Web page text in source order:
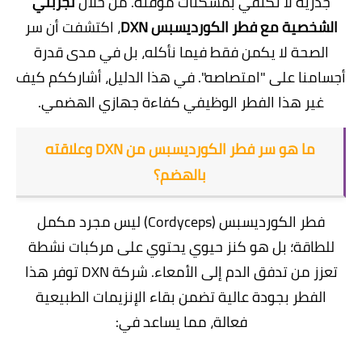
الشخصية معفطر الكورديسبس DXN
، اكتشفت أن سر
الصحة لا يكمن فقط فيما نأكله، بل في مدى قدرة
أجسامنا على "امتصاصه". في هذا الدليل، أشارككم كيف
غير هذا الفطر الوظيفي كفاءة جهازي الهضمي.
​ما هو سر فطر الكورديسبس من DXN وعلاقته
بالهضم؟
​فطر الكورديسبس (Cordyceps
) ليس مجرد مكمل
للطاقة؛ بل هو كنز حيوي يحتوي على مركبات نشطة
تعزز من تدفق الدم إلى الأمعاء. شركة DXN توفر هذا
الفطر بجودة عالية تضمن بقاء الإنزيمات الطبيعية
فعالة، مما يساعد في: